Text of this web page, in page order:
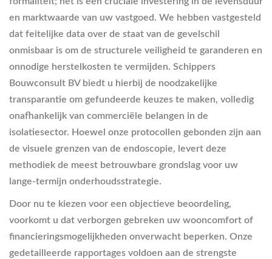
en marktwaarde van uw vastgoed. We hebben vastgesteld
dat feitelijke data over de staat van de gevelschil
onmisbaar is om de structurele veiligheid te garanderen en
onnodige herstelkosten te vermijden. Schippers
Bouwconsult BV biedt u hierbij de noodzakelijke
transparantie om gefundeerde keuzes te maken, volledig
onafhankelijk van commerciële belangen in de
isolatiesector. Hoewel onze protocollen gebonden zijn aan
de visuele grenzen van de endoscopie, levert deze
methodiek de meest betrouwbare grondslag voor uw
lange-termijn onderhoudsstrategie.
Door nu te kiezen voor een objectieve beoordeling,
voorkomt u dat verborgen gebreken uw wooncomfort of
financieringsmogelijkheden onverwacht beperken. Onze
gedetailleerde rapportages voldoen aan de strengste